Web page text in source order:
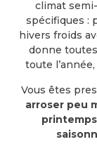
climat
spécifiques :
hivers froids
donne
toute
Vous êtes
arroser peu